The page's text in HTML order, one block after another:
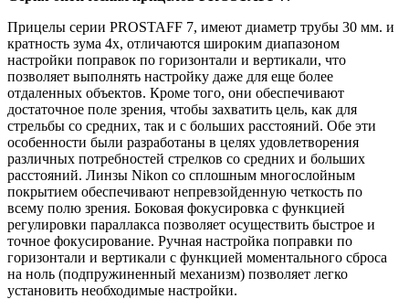
Прицелы серии PROSTAFF 7, имеют диаметр трубы 30 мм. и
кратность зума 4x, отличаются широким диапазоном
настройки поправок по горизонтали и вертикали, что
позволяет выполнять настройку даже для еще более
отдаленных объектов. Кроме того, они обеспечивают
достаточное поле зрения, чтобы захватить цель, как для
стрельбы со средних, так и с больших расстояний. Обе эти
особенности были разработаны в целях удовлетворения
различных потребностей стрелков со средних и больших
расстояний. Линзы Nikon со сплошным многослойным
покрытием обеспечивают непревзойденную четкость по
всему полю зрения. Боковая фокусировка с функцией
регулировки параллакса позволяет осуществить быстрое и
точное фокусирование. Ручная настройка поправки по
горизонтали и вертикали с функцией моментального сброса
на ноль (подпружиненный механизм) позволяет легко
установить необходимые настройки.